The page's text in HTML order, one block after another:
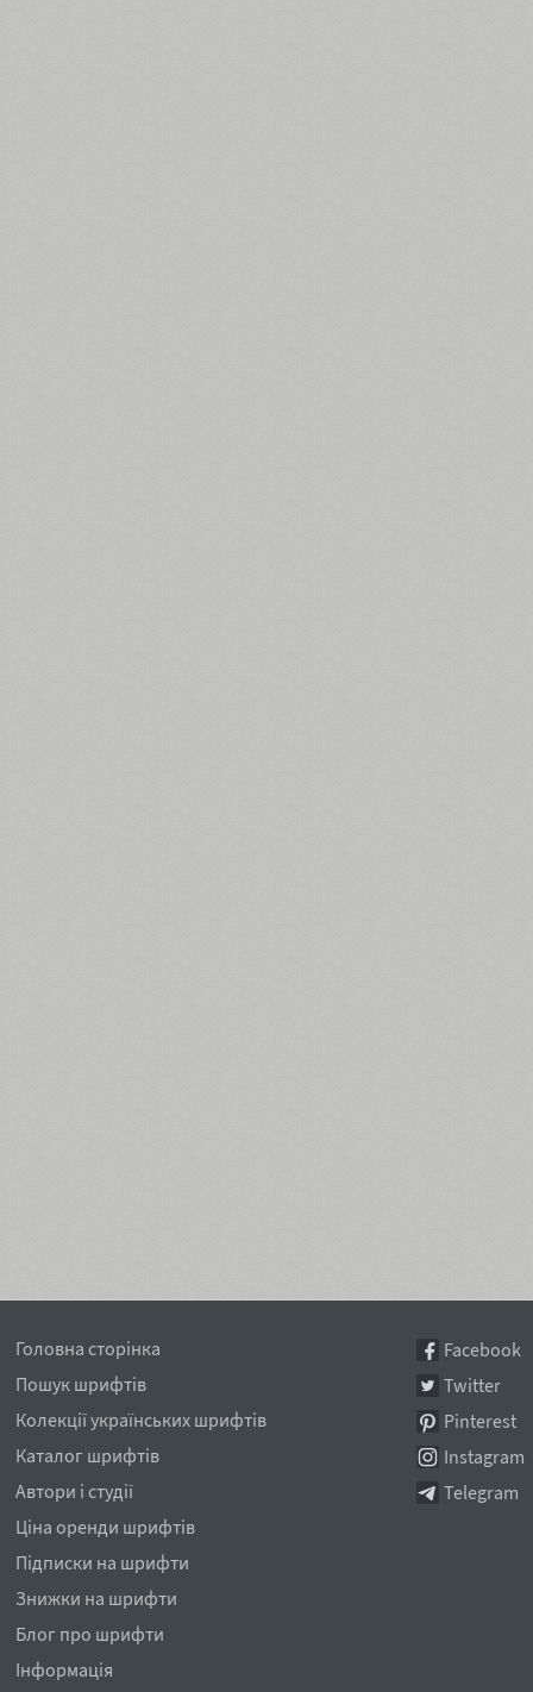
Головна сторінка
Пошук шрифтів
Колекції українських шрифтів
Каталог шрифтів
Автори і студії
Ціна оренди шрифтів
Підписки на шрифти
Знижки на шрифти
Блог про шрифти
Інформація
Facebook
Twitter
Pinterest
Instagram
Telegram